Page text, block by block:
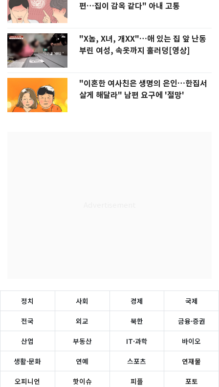
편…집이 감옥 같다" 아내 고통
"X놈, X녀, 개XX"…애 있는 집 앞 난동
부린 여성, 속옷까지 훌러덩[영상]
"이혼한 여사친은 생명의 은인…한집서
살게 해달라" 남편 요구에 '절망'
정치 사회 경제 국제
전국 외교 북한 금융·증권
산업 부동산 IT·과학 바이오
생활·문화 연예 스포츠 연재물
오피니언 핫이슈 피플 포토